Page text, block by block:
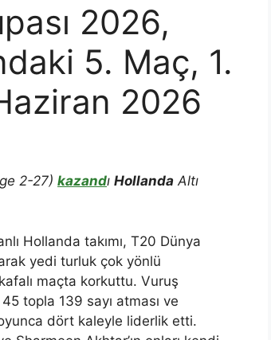
2026,
5. Maç, 1.
2026
2-27) kazandı Hollanda Altı
Hollanda takımı, T20 Dünya
yedi turluk çok yönlü
maçta korkuttu. Vuruş
topla 139 sayı atması ve
dört kaleyle liderlik etti.